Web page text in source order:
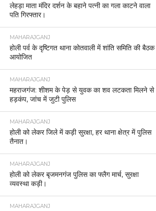
लेहड़ा माता मंदिर दर्शन के बहाने पत्नी का गला काटने वाला
पति गिरफ्तार।
MAHARAJGANJ
होली पर्व के दृष्टिगत थाना कोतवाली में शांति समिति की बैठक
आयोजित
MAHARAJGANJ
महराजगंज: शीशम के पेड़ से युवक का शव लटकता मिलने से
हड़कंप, जांच में जुटी पुलिस
MAHARAJGANJ
होली को लेकर जिले में कड़ी सुरक्षा, हर थाना क्षेत्र में पुलिस
तैनात।
MAHARAJGANJ
होली को लेकर बृजमनगंज पुलिस का फ्लैग मार्च, सुरक्षा
व्यवस्था कड़ी।
MAHARAJGANJ